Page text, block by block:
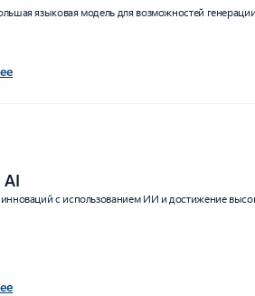
языковая модель для возможностей
с использованием ИИ и достижение